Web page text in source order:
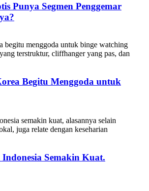
Punya Segmen Penggemar
Begitu Menggoda untuk
Semakin Kuat.